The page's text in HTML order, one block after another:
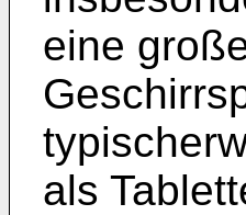
eine
als